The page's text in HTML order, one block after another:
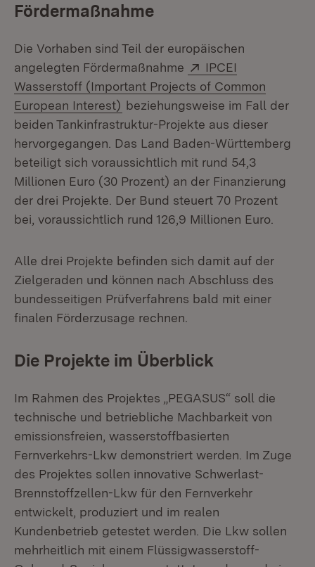
Fördermaßnahme
Die Vorhaben sind Teil der europäischen
angelegten Fördermaßnahme
Extern:
IPCEI
Wasserstoff (Important Projects of Common
European Interest) (Öffnet in neuem Fenster)
beziehungsweise im Fall der
beiden Tankinfrastruktur-Projekte aus dieser
hervorgegangen. Das Land Baden-Württemberg
beteiligt sich voraussichtlich mit rund 54,3
Millionen Euro (30 Prozent) an der Finanzierung
der drei Projekte. Der Bund steuert 70 Prozent
bei, voraussichtlich rund 126,9 Millionen Euro.
Alle drei Projekte befinden sich damit auf der
Zielgeraden und können nach Abschluss des
bundesseitigen Prüfverfahrens bald mit einer
finalen Förderzu­sage rechnen.
Die Projekte im Überblick
Im Rahmen des Projektes „PEGASUS“ soll die
technische und betriebliche Machbarkeit von
emissionsfreien, wasserstoffbasierten
Fernverkehrs-Lkw demonstriert werden. Im Zuge
des Projektes sollen innovative Schwerlast-
Brennstoffzellen-Lkw für den Fernverkehr
entwickelt, produziert und im realen
Kundenbetrieb getestet werden. Die Lkw sollen
mehrheitlich mit einem Flüssig­wasserstoff-